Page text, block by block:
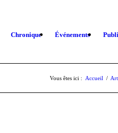
Chronique Événements
Vous êtes ici : Accueil /